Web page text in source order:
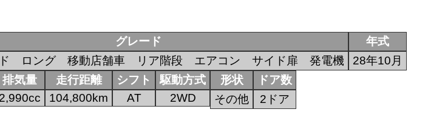
グレード
ロング 移動店舗車 リア階段 エアコン サイド扉 発電機
年式
28年10月
排気量
2,990cc
走行距離
104,800km
シフト
AT
駆動方式
2WD
形状
その他
ドア数
2ドア